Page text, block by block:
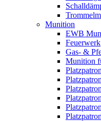
Munition
EWB
Feuerwerk
Gas- &
Munition